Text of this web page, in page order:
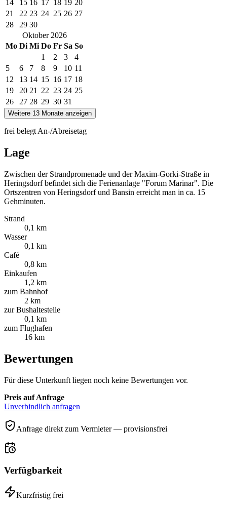
14 15 16 17 18 19 20
21
22 23 24 25 26 27
28
29 30
Oktober 2026
Mo Di Mi Do Fr Sa So
1
2 3
4
5
6 7 8 9 10 11
12
13 14 15 16 17 18
19
20 21 22 23 24 25
26
27 28 29 30 31
Weitere 13 Monate anzeigen
frei belegt An-/Abreisetag
Lage
Zwischen der Strandpromenade und der Maxim-Gorki-Straße in
Heringsdorf befindet sich die Ferienanlage "Forum Marinar". Die
Ortszentren von Heringsdorf und Bansin erreicht man in ca. 15
Gehminuten.
Strand
0,1 km
Wasser
0,1 km
Café
0,8 km
Einkaufen
1,2 km
zum Bahnhof
2 km
zur Bushaltestelle
0,1 km
zum Flughafen
16 km
Bewertungen
Für diese Unterkunft liegen noch keine Bewertungen vor.
Preis auf Anfrage
Unverbindlich anfragen
Anfrage direkt zum Vermieter — provisionsfrei
Verfügbarkeit
Kurzfristig frei